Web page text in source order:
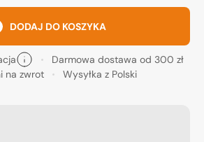
DODAJ DO KOSZYKA
Darmowa dostawa od 300 zł
na zwrot
Wysyłka z Polski